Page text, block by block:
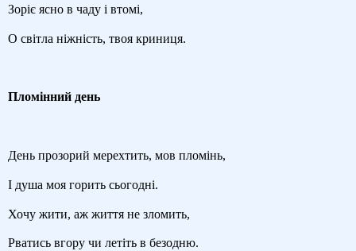
Зоріє ясно в чаду і втомі,
О світла ніжність, твоя криниця.
Пломінний день
День прозорий мерехтить, мов пломінь,
І душа моя горить сьогодні.
Хочу жити, аж життя не зломить,
Рватись вгору чи летіть в безодню.